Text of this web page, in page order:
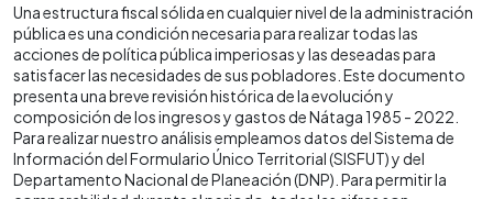
Una estructura fiscal sólida en cualquier nivel de la administración
pública es una condición necesaria para realizar todas las
acciones de política pública imperiosas y las deseadas para
satisfacer las necesidades de sus pobladores. Este documento
presenta una breve revisión histórica de la evolución y
composición de los ingresos y gastos de Nátaga 1985 - 2022.
Para realizar nuestro análisis empleamos datos del Sistema de
Información del Formulario Único Territorial (SISFUT) y del
Departamento Nacional de Planeación (DNP). Para permitir la